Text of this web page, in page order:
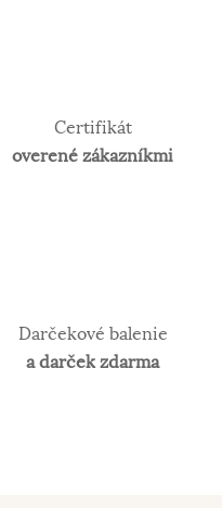
Certifikát
overené zákazníkmi
Darčekové balenie
a darček zdarma